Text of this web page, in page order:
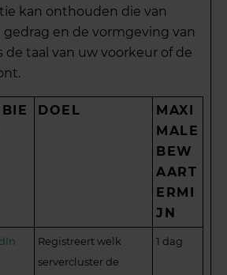
kan onthouden die van
en de vormgeving van
de taal van uw voorkeur of de
DOEL
MAXI
MALE
BEW
AART
ERMI
JN
Registreert welk
servercluster de
1 dag